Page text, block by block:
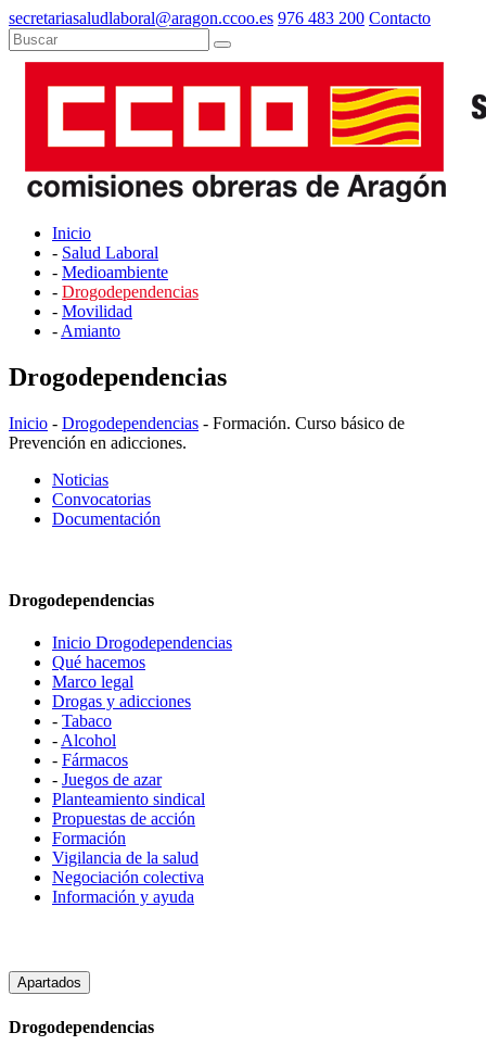
secretariasaludlaboral@aragon.ccoo.es 976 483 200 Contacto
Inicio
- Salud Laboral
- Medioambiente
- Drogodependencias
- Movilidad
- Amianto
Drogodependencias
Inicio - Drogodependencias - Formación. Curso básico de
Prevención en adicciones.
Noticias
Convocatorias
Documentación
Drogodependencias
Inicio Drogodependencias
Qué hacemos
Marco legal
Drogas y adicciones
- Tabaco
- Alcohol
- Fármacos
- Juegos de azar
Planteamiento sindical
Propuestas de acción
Formación
Vigilancia de la salud
Negociación colectiva
Información y ayuda
Apartados
Drogodependencias